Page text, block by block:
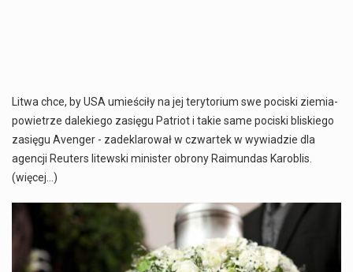
Litwa chce, by USA umieściły na jej terytorium swe pociski ziemia-
powietrze dalekiego zasięgu Patriot i takie same pociski bliskiego
zasięgu Avenger - zadeklarował w czwartek w wywiadzie dla
agencji Reuters litewski minister obrony Raimundas Karoblis.
(więcej…)